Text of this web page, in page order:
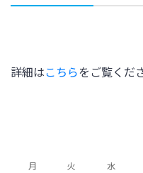
詳細はこちらをご覧くだ
月 火 水